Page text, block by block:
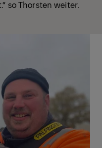
so Thorsten weiter.